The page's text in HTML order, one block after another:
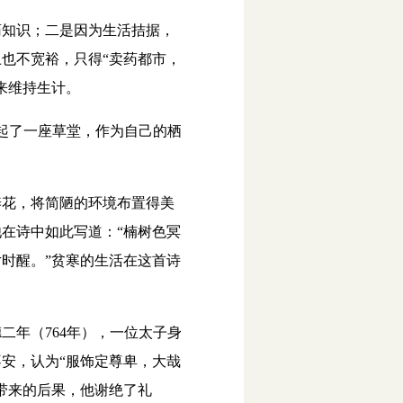
；二是因为生活拮据，
不宽裕，只得“卖药都市，
持生计。
一座草堂，作为自己的栖
，将简陋的环境布置得美
诗中如此写道：“楠树色冥
醒。”贫寒的生活在这首诗
年（764年），一位太子身
，认为“服饰定尊卑，大哉
来的后果，他谢绝了礼